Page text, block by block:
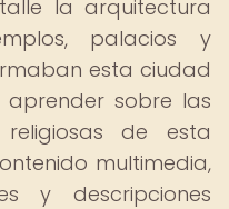
la arquitectura
palacios y
esta ciudad
aprender sobre las
de esta
multimedia,
y descripciones